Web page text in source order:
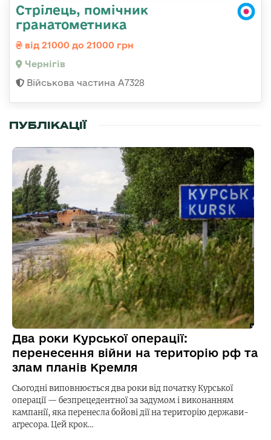
Стрілець, помічник
гранатометника
від 21000 до 21000 грн
Чернігів
Військова частина А7328
ПУБЛІКАЦІЇ
Два роки Курської операції:
перенесення війни на територію рф та
злам планів Кремля
Сьогодні виповнюється два роки від початку Курської
операції — безпрецедентної за задумом і виконанням
кампанії, яка перенесла бойові дії на територію держави-
агресора. Цей крок…